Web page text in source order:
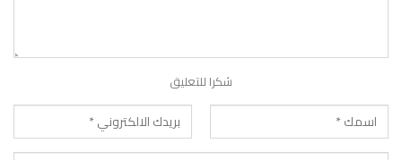
شكرا للتعليق